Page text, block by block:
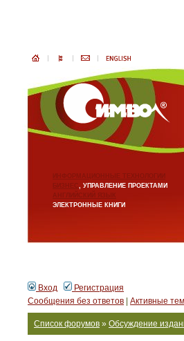
ИНФОРМАЦИОННЫЕ ТЕХНОЛОГИИ
БИЗНЕС, УПРАВЛЕНИЕ ПРОЕКТАМИ
АНГЛИЙСКИЙ ЯЗЫК
ЭЛЕКТРОННЫЕ КНИГИ
Вход
Регистрация
Сообщения без ответов
Активные
Список форумов » Обсуждение